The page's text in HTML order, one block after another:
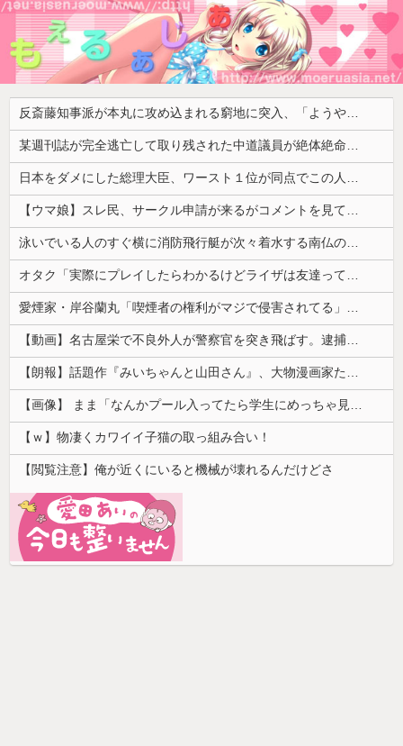
反斎藤知事派が本丸に攻め込まれる窮地に突入、「ようやく反撃のターンやね」と手際の良さに感心する人が続出中
某週刊誌が完全逃亡して取り残された中道議員が絶体絶命の窮地、「今度は宏池会に矛先を向けたか……」と節操の無さに呆れる人が続出
日本をダメにした総理大臣、ワースト１位が同点でこの人ｗｗｗｗｗｗ
【ウマ娘】スレ民、サークル申請が来るがコメントを見て思わず拒否してしまう
泳いでいる人のすぐ横に消防飛行艇が次々着水する南仏の湖「肝心の場面で毎回カメラが逃げる」【海外の反応】
オタク「実際にプレイしたらわかるけどライザは友達って感じで性的な目では見れないｗ」←これｗ
愛煙家・岸谷蘭丸「喫煙者の権利がマジで侵害されてる」と私見 「いくら税金を我々が払ってるんだと」
【動画】名古屋栄で不良外人が警察官を突き飛ばす。逮捕しろやｗｗｗ
【朗報】話題作『みいちゃんと山田さん』、大物漫画家たちから絶賛されるwwww
【画像】 まま「なんかプール入ってたら学生にめっちゃ見られたw」
【ｗ】物凄くカワイイ子猫の取っ組み合い！
【閲覧注意】俺が近くにいると機械が壊れるんだけどさ